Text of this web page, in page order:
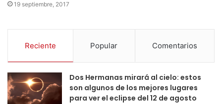
19 septiembre, 2017
Reciente Popular Comentarios
Dos Hermanas mirará al cielo: estos
son algunos de los mejores lugares
para ver el eclipse del 12 de agosto